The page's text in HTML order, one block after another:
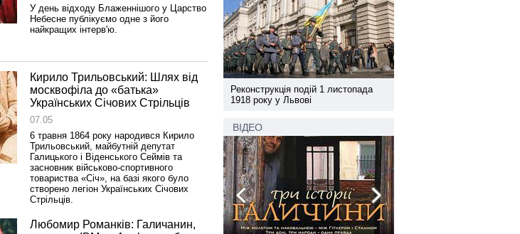
У день відходу Блаженнішого у Царство
Небесне публікуємо одне з його
найкращих інтерв'ю.
Кирило Трильовський: Шлях від
москвофіла до «батька»
Українських Січових Стрільців
07.05
6 травня 1864 року народився Кирило
Трильовський, майбутній депутат
Галицького і Віденського Сеймів та
засновник військово-спортивного
товариства «Січ», на базі якого було
створено легіон Українських Січових
Стрільців.
Любомир Романків: Галичанин,
Реконструкція подій 1 листопада
1918 року у Львові
Реконструкція подій 1 листопада
1918 року у Львові
ВІДЕО